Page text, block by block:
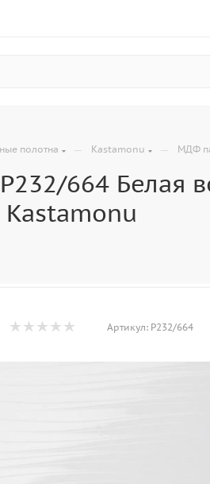
полотна — Kastamonu — МДФ
664 Белая
Артикул: Р232/664